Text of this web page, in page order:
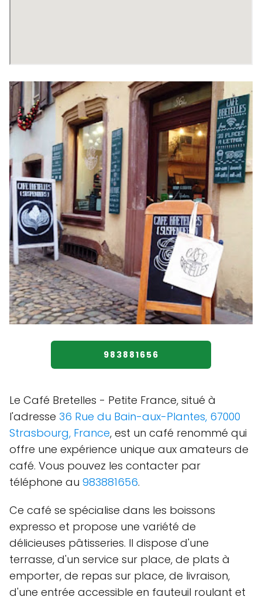
983881656
Le Café Bretelles - Petite France, situé à
l'adresse 36 Rue du Bain-aux-Plantes, 67000
Strasbourg, France, est un café renommé qui
offre une expérience unique aux amateurs de
café. Vous pouvez les contacter par
téléphone au 983881656.
Ce café se spécialise dans les boissons
expresso et propose une variété de
délicieuses pâtisseries. Il dispose d'une
terrasse, d'un service sur place, de plats à
emporter, de repas sur place, de livraison,
d'une entrée accessible en fauteuil roulant et